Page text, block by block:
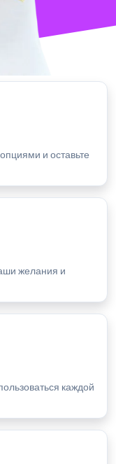
и оставьте
желания и
каждой